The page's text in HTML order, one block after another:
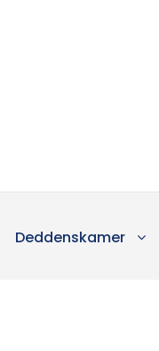
Deddenskamer